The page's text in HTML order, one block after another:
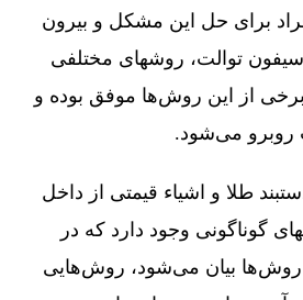
برای حل این مشکل و بیرون
سیفون توالت، روشهای مختلفی
برخی از این روش‌ها موفق بوده و
روبرو می‌شود.
طلا و اشیاء قیمتی از داخل
گوناگونی وجود دارد که در
بیان می‌شود، روش‌هایی